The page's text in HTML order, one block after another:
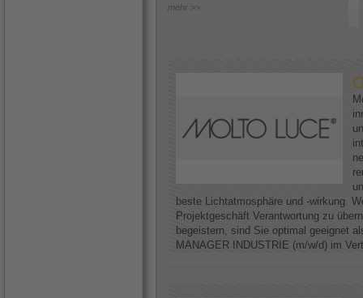
mehr >>
beste Lichtatmosphäre und -wirkung.
Projektgeschäft Verantwortung zu
begeistern, sind Sie optimal geeignet
MANAGER INDUSTRIE (m/w/d) im